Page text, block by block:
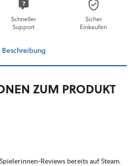
Schneller
Support
Sicher
Einkaufen
Beschreibung
ZUM PRODUKT
Reviews bereits auf Steam.